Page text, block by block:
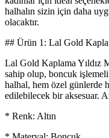
halhalın sizin için daha
olacaktır.
## Ürün 1: Lal Gold
Lal Gold Kaplama Yıldız
sahip olup, boncuk
halhal, hem özel günlerde
edilebilecek bir aksesuar.
* Renk: Altın